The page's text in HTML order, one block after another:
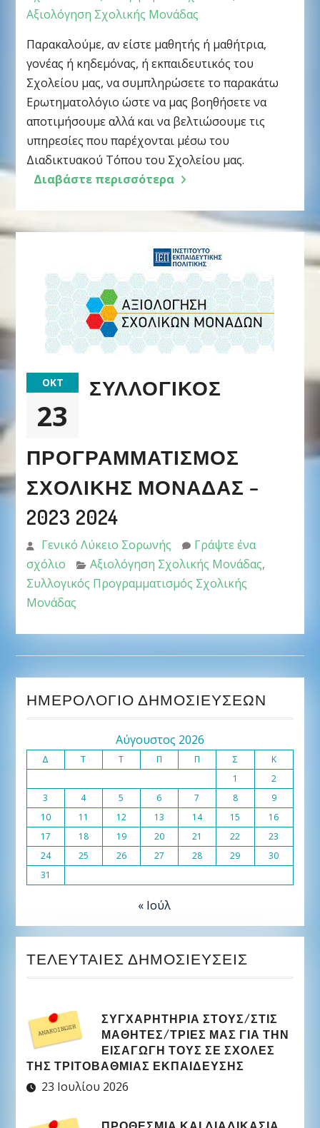
Αξιολόγηση Σχολικής Μονάδας
Παρακαλούμε, αν είστε μαθητής ή μαθήτρια,
γονέας ή κηδεμόνας, ή εκπαιδευτικός του
Σχολείου μας, να συμπληρώσετε το παρακάτω
Ερωτηματολόγιο ώστε να μας βοηθήσετε να
αποτιμήσουμε αλλά και να βελτιώσουμε τις
υπηρεσίες που παρέχονται μέσω του
Διαδικτυακού Τόπου του Σχολείου μας.
Διαβάστε περισσότερα
ΟΚΤ
23
ΣΥΛΛΟΓΙΚΌΣ
ΠΡΟΓΡΑΜΜΑΤΙΣΜΌΣ
ΣΧΟΛΙΚΉΣ ΜΟΝΆΔΑΣ –
2023 2024
Γενικό Λύκειο Σορωνής
Γράψτε ένα
σχόλιο
Αξιολόγηση Σχολικής Μονάδας,
Συλλογικός Προγραμματισμός Σχολικής
Μονάδας
ΗΜΕΡΟΛΌΓΙΟ ΔΗΜΟΣΙΕΎΣΕΩΝ
Αύγουστος 2026
Δ Τ Τ Π Π Σ
Κ
1
2
3
4 5 6 7 8
9
10
11 12 13 14 15
16
17
18 19 20 21 22
23
24
25 26 27 28 29
30
31
« Ιούλ
ΤΕΛΕΥΤΑΊΕΣ ΔΗΜΟΣΙΕΎΣΕΙΣ
ΣΥΓΧΑΡΗΤΉΡΙΑ ΣΤΟΥΣ/ΣΤΙΣ
ΜΑΘΗΤΈΣ/ΤΡΙΕΣ ΜΑΣ ΓΙΑ ΤΗΝ
ΕΙΣΑΓΩΓΉ ΤΟΥΣ ΣΕ ΣΧΟΛΈΣ
ΤΗΣ ΤΡΙΤΟΒΆΘΜΙΑΣ ΕΚΠΑΊΔΕΥΣΗΣ
23 Ιουλίου 2026